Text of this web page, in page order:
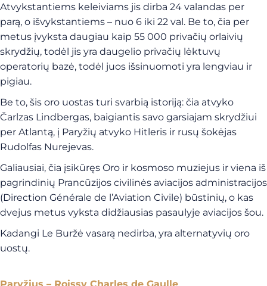
Atvykstantiems keleiviams jis dirba 24 valandas per
parą, o išvykstantiems – nuo 6 iki 22 val. Be to, čia per
metus įvyksta daugiau kaip 55 000 privačių orlaivių
skrydžių, todėl jis yra daugelio privačių lėktuvų
operatorių bazė, todėl juos išsinuomoti yra lengviau ir
pigiau.
Be to, šis oro uostas turi svarbią istoriją: čia atvyko
Čarlzas Lindbergas, baigiantis savo garsiajam skrydžiui
per Atlantą, į Paryžių atvyko Hitleris ir rusų šokėjas
Rudolfas Nurejevas.
Galiausiai, čia įsikūręs Oro ir kosmoso muziejus ir viena iš
pagrindinių Prancūzijos civilinės aviacijos administracijos
(Direction Générale de l’Aviation Civile) būstinių, o kas
dvejus metus vyksta didžiausias pasaulyje aviacijos šou.
Kadangi Le Buržė vasarą nedirba, yra alternatyvių oro
uostų.